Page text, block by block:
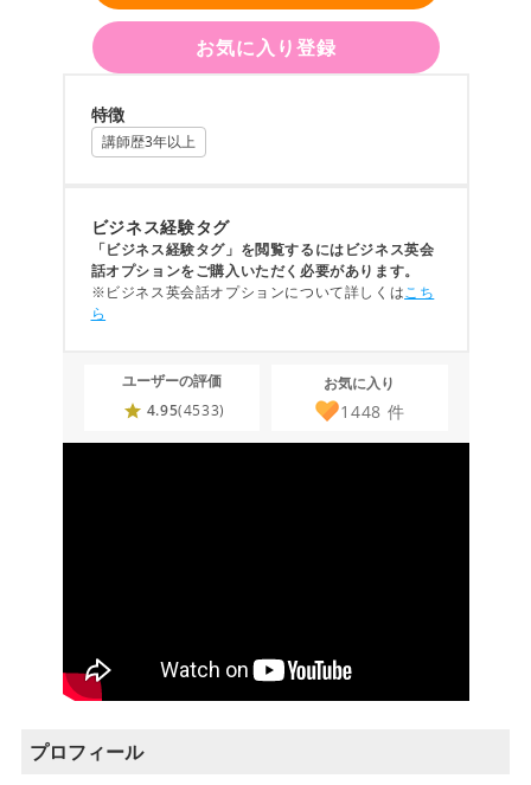
お気に入り登録
特徴
講師歴3年以上
ビジネス経験タグ
「ビジネス経験タグ」を閲覧するにはビジネス英会
話オプションをご購入いただく必要があります。
※ビジネス英会話オプションについて詳しくはこち
ら
ユーザーの評価
4.95(4533)
お気に入り
1448 件
プロフィール